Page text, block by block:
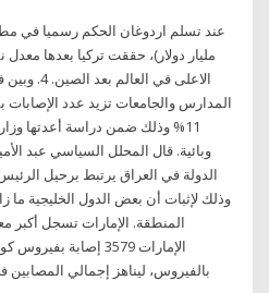
الاعلى في
11% وذلك ضمن دراسة أعدتها
وبائية. قال المحلل السياسي عبد
الدولة في العراق يرتبط برحيل
وذلك لإثبات أن بعض الدول الخليجية
المنطقة. الإمارات تسجل أكبر
الإمارات 3579 إصابة